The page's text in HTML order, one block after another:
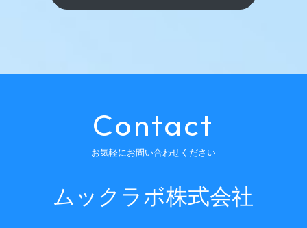
Contact
お気軽にお問い合わせください
ムックラボ株式会社